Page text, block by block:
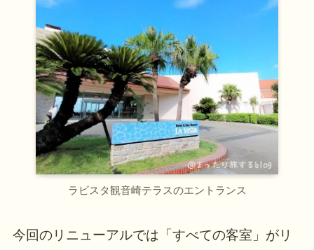
ラビスタ観音崎テラスのエントランス
今回のリニューアルでは「すべての客室」がリ